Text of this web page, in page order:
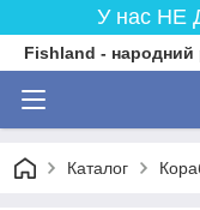
У нас НЕ
Fishland - народний
Каталог